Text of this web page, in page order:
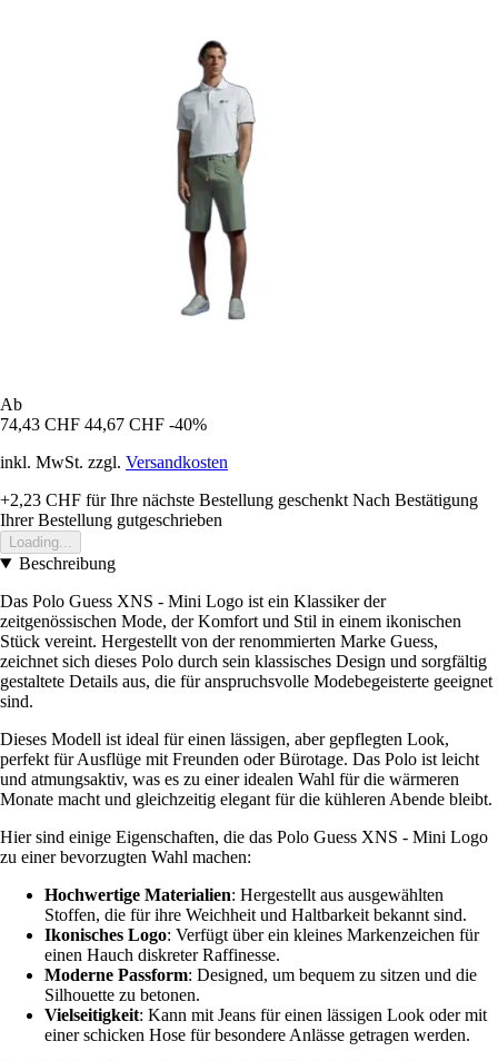
Ab
74,43 CHF 44,67 CHF -40%
inkl. MwSt. zzgl. Versandkosten
+2,23 CHF für Ihre nächste Bestellung geschenkt Nach Bestätigung
Ihrer Bestellung gutgeschrieben
Loading...
Beschreibung
Das Polo Guess XNS - Mini Logo ist ein Klassiker der
zeitgenössischen Mode, der Komfort und Stil in einem ikonischen
Stück vereint. Hergestellt von der renommierten Marke Guess,
zeichnet sich dieses Polo durch sein klassisches Design und sorgfältig
gestaltete Details aus, die für anspruchsvolle Modebegeisterte geeignet
sind.
Dieses Modell ist ideal für einen lässigen, aber gepflegten Look,
perfekt für Ausflüge mit Freunden oder Bürotage. Das Polo ist leicht
und atmungsaktiv, was es zu einer idealen Wahl für die wärmeren
Monate macht und gleichzeitig elegant für die kühleren Abende bleibt.
Hier sind einige Eigenschaften, die das Polo Guess XNS - Mini Logo
zu einer bevorzugten Wahl machen:
Hochwertige Materialien: Hergestellt aus ausgewählten
Stoffen, die für ihre Weichheit und Haltbarkeit bekannt sind.
Ikonisches Logo: Verfügt über ein kleines Markenzeichen für
einen Hauch diskreter Raffinesse.
Moderne Passform: Designed, um bequem zu sitzen und die
Silhouette zu betonen.
Vielseitigkeit: Kann mit Jeans für einen lässigen Look oder mit
einer schicken Hose für besondere Anlässe getragen werden.